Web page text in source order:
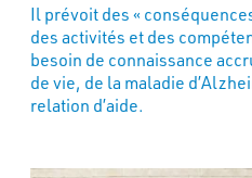
Il prévoit des «
des activités et des
besoin de connaissance
de vie, de la maladie
relation d’aide.